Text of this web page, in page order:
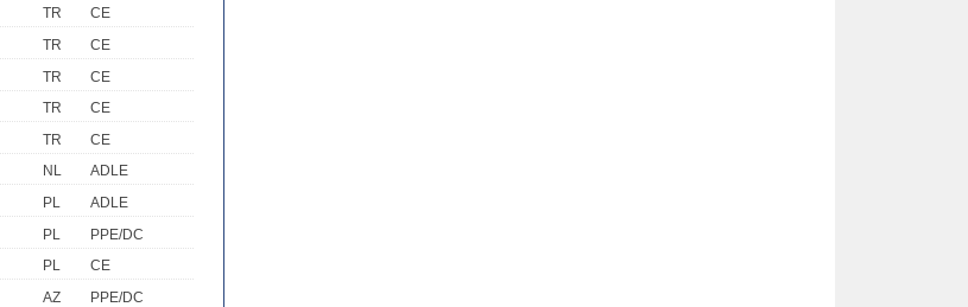
TR
CE
TR
CE
TR
CE
TR
CE
TR
CE
NL
ADLE
PL
ADLE
PL
PPE/DC
PL
CE
AZ
PPE/DC